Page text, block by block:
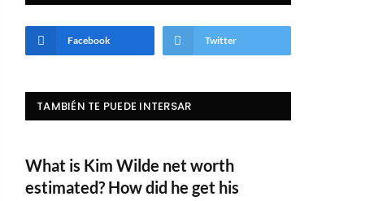
Facebook Twitter
TAMBIÉN TE PUEDE INTERSAR
What is Kim Wilde net worth
estimated? How did he get his